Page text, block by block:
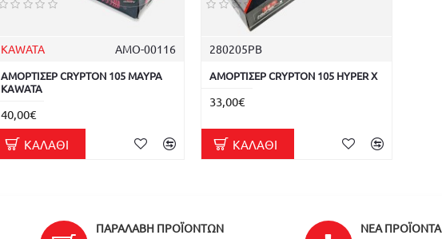
KAWATA ΑΜΟ-00116
ΑΜΟΡΤΙΣΕΡ CRYPTON 105 ΜΑΥΡΑ
KAWATA
40,00€
ΚΑΛΆΘΙ
280205PB
ΑΜΟΡΤΙΣΕΡ CRYPTON 105 HYPER X
33,00€
ΚΑΛΆΘΙ
ΠΑΡΑΛΑΒΉ ΠΡΟΪΌΝΤΩΝ ΝΈΑ ΠΡΟΪΌΝΤΑ